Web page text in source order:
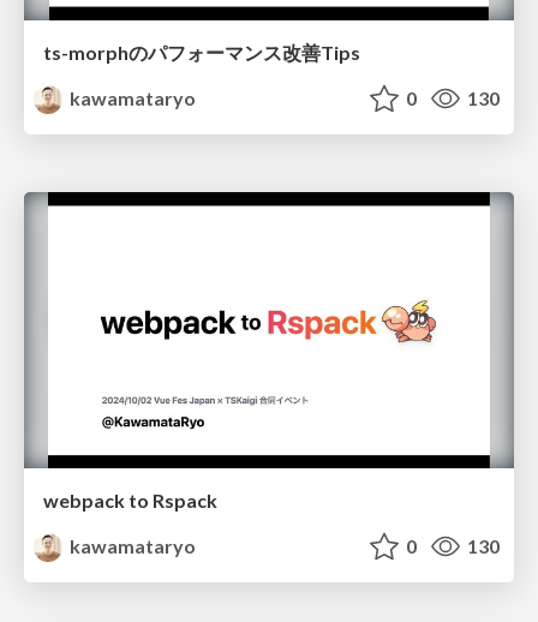
ts-morphのパフォーマンス改善Tips
kawamataryo
0 130
webpack to Rspack
kawamataryo
0 130